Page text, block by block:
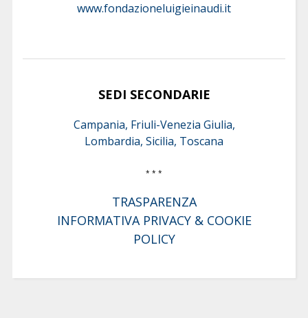
www.fondazioneluigieinaudi.it
SEDI SECONDARIE
Campania, Friuli-Venezia Giulia,
Lombardia, Sicilia, Toscana
* * *
TRASPARENZA
INFORMATIVA PRIVACY & COOKIE
POLICY